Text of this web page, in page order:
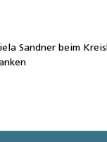
Sandner beim